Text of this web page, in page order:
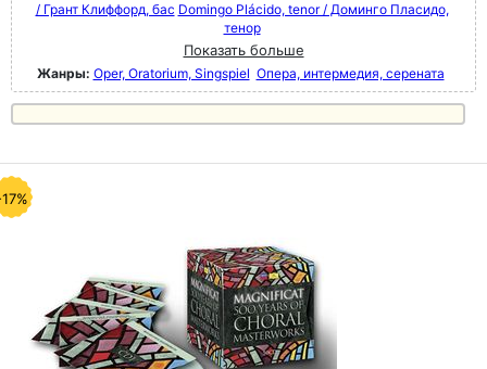
/ Грант Клиффорд, бас Domingo Plácido, tenor / Доминго Пласидо,
тенор
Показать больше
Жанры: Oper, Oratorium, Singspiel Опера, интермедия, серената